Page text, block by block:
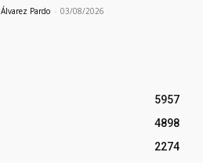
Pardo - 03/08/2026
5957
4898
2274